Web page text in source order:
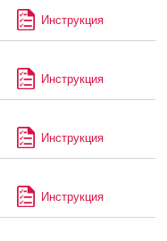
Инструкция
Инструкция
Инструкция
Инструкция